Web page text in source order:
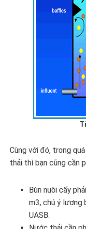
Cùng với đó, trong
thải thì bạn cũng cần
Bùn nuôi cấy
m3, chú ý lượng
UASB.